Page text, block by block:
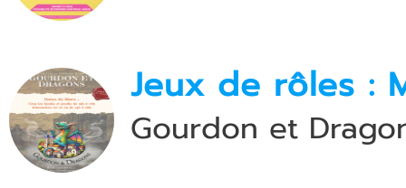
Jeux de rôles :
Gourdon et